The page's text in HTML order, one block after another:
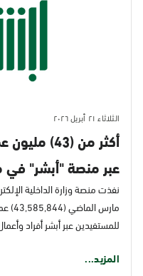
الثلاثاء ٢١ أبريل ٢٠٢٦
أكثر من (43)
عبر منصة "أبشر" في
نفذت منصة وزارة الداخلية
مارس
للمستفيدين عبر أبشر أفراد
المزيد...